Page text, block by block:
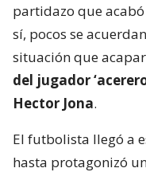
partidazo que
sí, pocos se
situación que
del jugador
Hector Jona.
El futbolista llegó a
hasta protagonizó